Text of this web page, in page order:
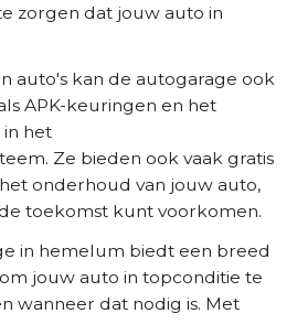
zorgen dat jouw auto in
auto's kan de autogarage ook
APK-keuringen en het
in het
Ze bieden ook vaak gratis
onderhoud van jouw auto,
toekomst kunt voorkomen.
in hemelum biedt een breed
jouw auto in topconditie te
wanneer dat nodig is. Met